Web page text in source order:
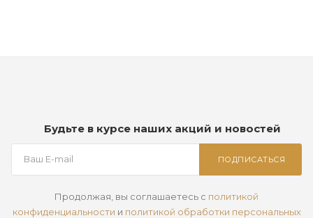
Будьте в курсе наших акций и новостей
ПОДПИСАТЬСЯ
Продолжая, вы соглашаетесь с политикой
конфиденциальности и политикой обработки персональных